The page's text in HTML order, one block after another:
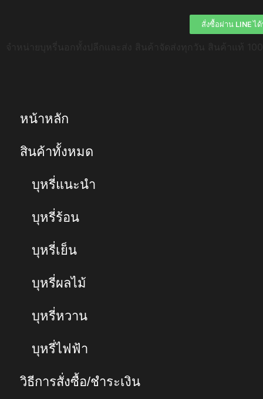
สั่งซื้อผ่าน LINE ไ
หน้าหลัก
สินค้าทั้งหมด
บุหรี่แนะนำ
บุหรี่ร้อน
บุหรี่เย็น
บุหรี่ผลไม้
บุหรี่หวาน
บุหรี่ไฟฟ้า
วิธีการสั่งซื้อ/ชำระเงิน